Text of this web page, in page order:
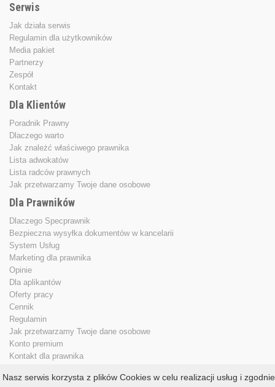
Serwis
Jak działa serwis
Regulamin dla użytkowników
Media pakiet
Partnerzy
Zespół
Kontakt
Dla Klientów
Poradnik Prawny
Dlaczego warto
Jak znależć właściwego prawnika
Lista adwokatów
Lista radców prawnych
Jak przetwarzamy Twoje dane osobowe
Dla Prawników
Dlaczego Specprawnik
Bezpieczna wysyłka dokumentów w kancelarii
System Usług
Marketing dla prawnika
Opinie
Dla aplikantów
Oferty pracy
Cennik
Regulamin
Jak przetwarzamy Twoje dane osobowe
Konto premium
Kontakt dla prawnika
Copyright © 2013 - 2026specprawnik.pl
Nasz serwis korzysta z plików Cookies w celu realizacji usług i